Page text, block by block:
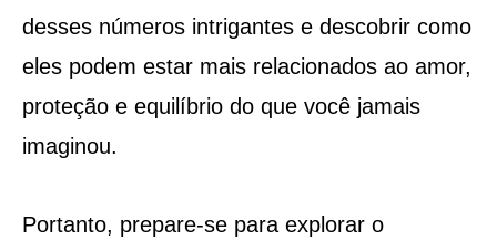
desses números intrigantes e descobrir como
eles podem estar mais relacionados ao amor,
proteção e equilíbrio do que você jamais
imaginou.
Portanto, prepare-se para explorar o